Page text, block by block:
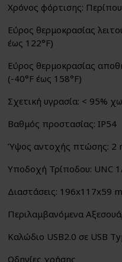
Χρόνος φόρτισης:
Εύρος θερμοκρασίας
έως 122°F)
Εύρος θερμοκρασίας
(-40°F έως 158°F)
Σχετική υγρασία: < 95%
Βαθμός προστασίας: IP54
Ύψος αντοχής πτώσης: 2
Υποδοχή Τρίποδου: UNC
Διαστάσεις: 196x117x59
Περιλαμβανόμενα
Καλώδιο USB2.0 σε USB
Οδηγίες χρήσης